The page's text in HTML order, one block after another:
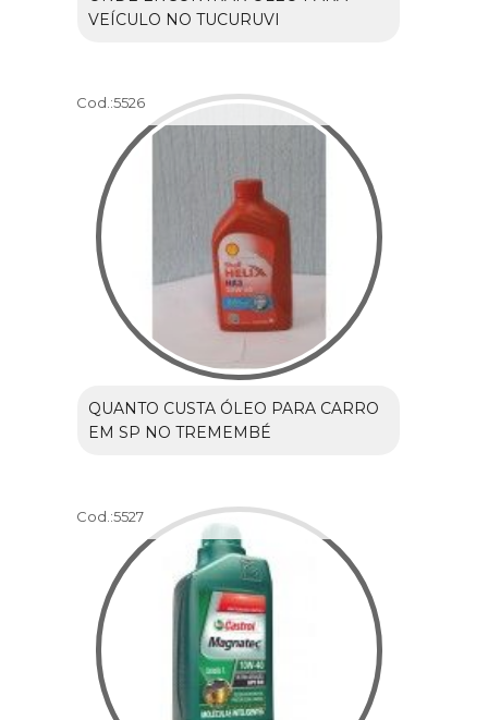
VEÍCULO NO TUCURUVI
Cod.:5526
QUANTO CUSTA ÓLEO PARA CARRO
EM SP NO TREMEMBÉ
Cod.:5527